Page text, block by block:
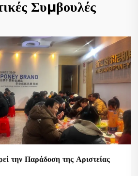
Συμβουλές
την Παράδοση της Αριστείας